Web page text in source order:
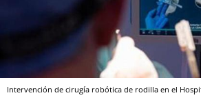
Intervención de cirugía robótica de rodilla en el